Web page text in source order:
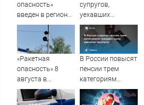
опасность»
введен в регионах
Поволжья
супругов,
уехавших
отдыхать на
природу, нашли
мертвыми на
заднем сиденье
«Ракетная
опасность» 8
августа в
Пензенской
области: все, что
В России повысят
пенсии трем
категориям
граждан: кому
увеличат